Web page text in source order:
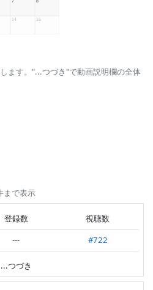
ます。"...つづき"で動画説明欄の全体
まで表示
登録数
視聴数
---
#722
#555
---
#979
...つづき